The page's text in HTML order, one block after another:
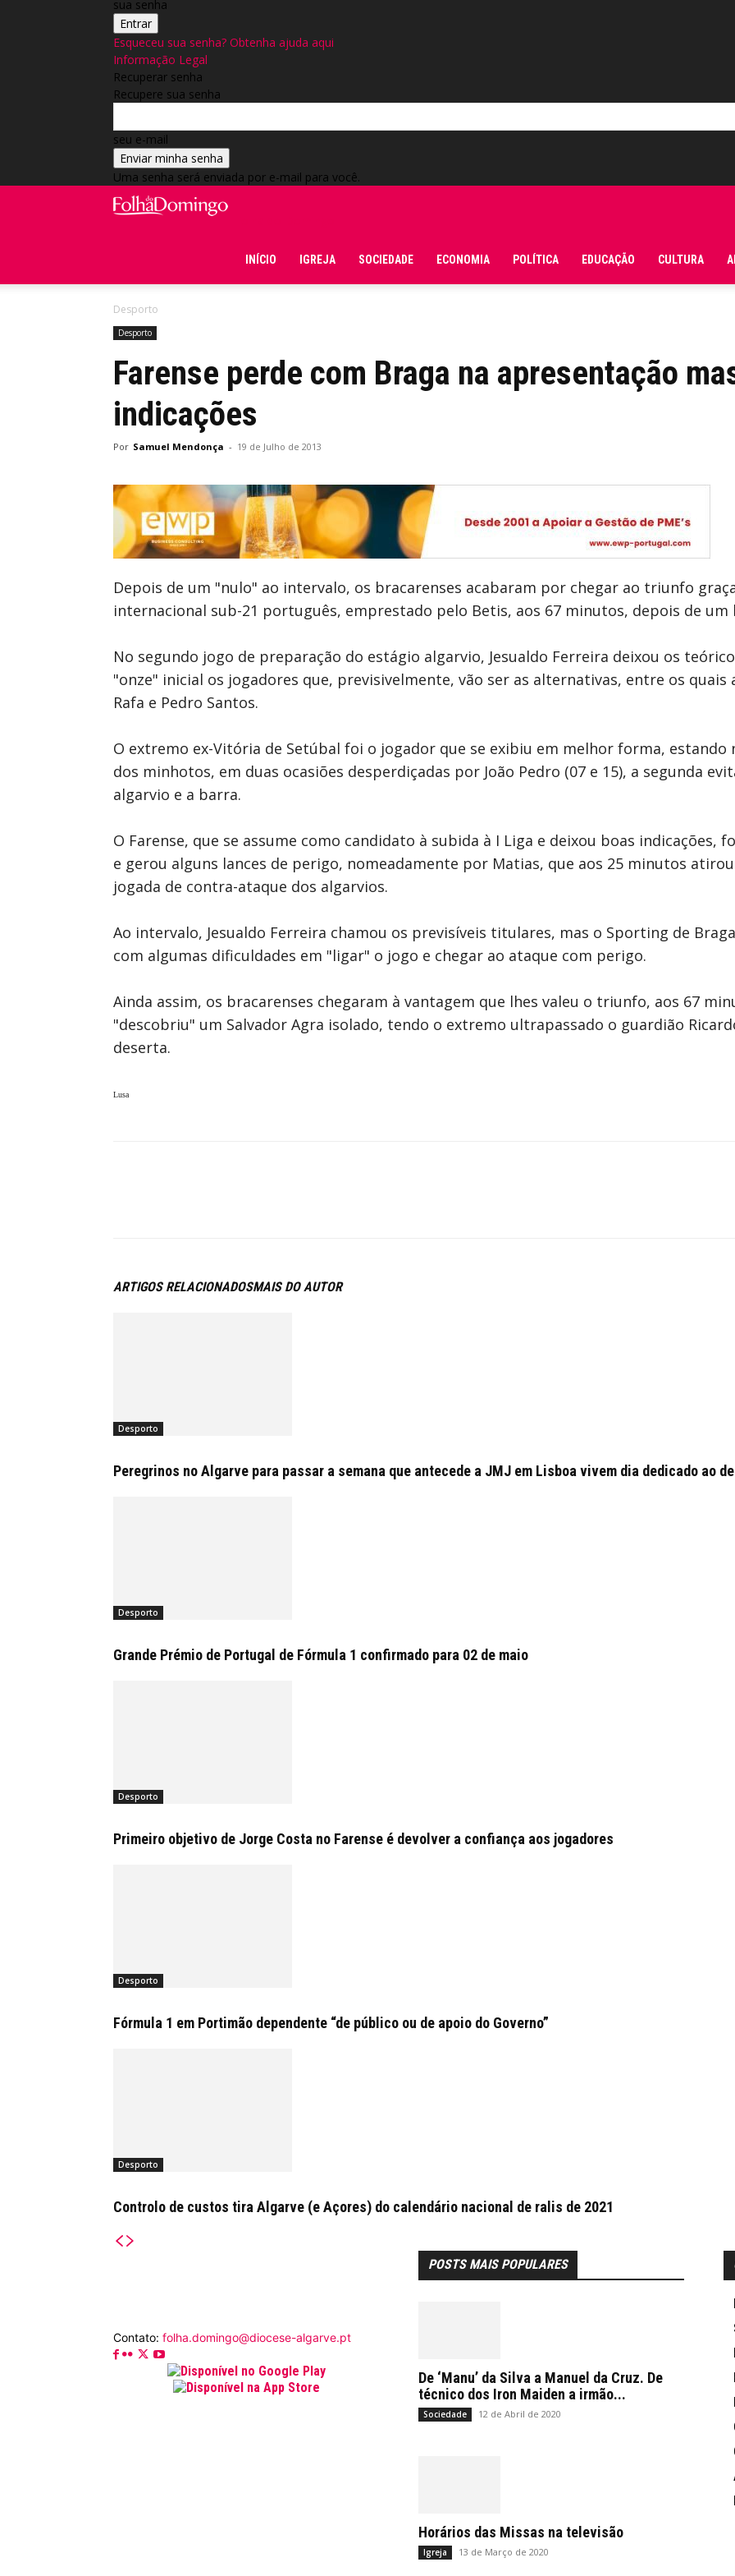
sua senha
Esqueceu sua senha? Obtenha ajuda aqui
Informação Legal
Recuperar senha
Recupere sua senha
seu e-mail
Uma senha será enviada por e-mail para você.
INÍCIO IGREJA SOCIEDADE ECONOMIA POLÍTICA EDUCAÇÃO CULTURA
Desporto
Desporto
Farense perde com Braga na apresentação
indicações
Por Samuel Mendonça - 19 de Julho de 2013
Depois de um "nulo" ao intervalo, os bracarenses acabaram por chegar ao triunfo
internacional sub-21 português, emprestado pelo Betis, aos 67 minutos, depois de um
No segundo jogo de preparação do estágio algarvio, Jesualdo Ferreira deixou os
"onze" inicial os jogadores que, previsivelmente, vão ser as alternativas, entre os
Rafa e Pedro Santos.
O extremo ex-Vitória de Setúbal foi o jogador que se exibiu em melhor forma, estando
dos minhotos, em duas ocasiões desperdiçadas por João Pedro (07 e 15), a segunda
algarvio e a barra.
O Farense, que se assume como candidato à subida à I Liga e deixou boas indicações,
e gerou alguns lances de perigo, nomeadamente por Matias, que aos 25 minutos
jogada de contra-ataque dos algarvios.
Ao intervalo, Jesualdo Ferreira chamou os previsíveis titulares, mas o Sporting de
com algumas dificuldades em "ligar" o jogo e chegar ao ataque com perigo.
Ainda assim, os bracarenses chegaram à vantagem que lhes valeu o triunfo, aos 67
"descobriu" um Salvador Agra isolado, tendo o extremo ultrapassado o guardião
deserta.
Lusa
ARTIGOS RELACIONADOSMAIS DO AUTOR
Desporto
Peregrinos no Algarve para passar a semana que antecede a JMJ em Lisboa vivem dia dedicado ao
Desporto
Grande Prémio de Portugal de Fórmula 1 confirmado para 02 de maio
Desporto
Primeiro objetivo de Jorge Costa no Farense é devolver a confiança aos jogadores
Desporto
Fórmula 1 em Portimão dependente “de público ou de apoio do Governo”
Desporto
Controlo de custos tira Algarve (e Açores) do calendário nacional de ralis de 2021
Contato: folha.domingo@diocese-algarve.pt
POSTS MAIS POPULARES
De ‘Manu’ da Silva a Manuel da Cruz. De
técnico dos Iron Maiden a irmão...
Sociedade 12 de Abril de 2020
Horários das Missas na televisão
Igreja 13 de Março de 2020